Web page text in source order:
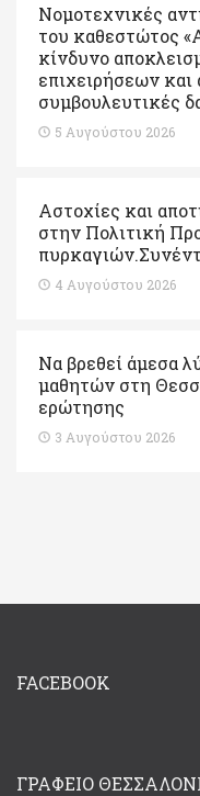
Νομοτεχνικές
του καθεστώτος
κίνδυνο
επιχειρήσεων και
συμβουλευτικές
5 Αυγούστου 2026
Αστοχίες και
στην Πολιτική
4 Αυγούστου 2026
Να βρεθεί άμεσα
μαθητών στη
ερώτησης
3 Αυγούστου 2026
FACEBOOK
ΓΡΑΦΕΊΟ